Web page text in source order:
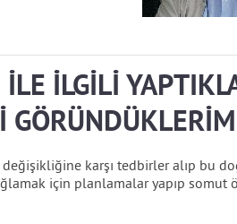
İLGİLİ
karşı tedbirler alıp bu
için planlamalar yapıp somut